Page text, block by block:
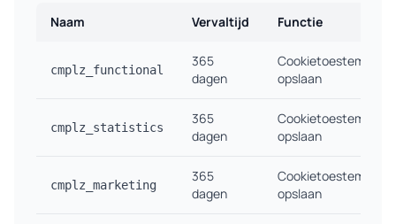
Naam Vervaltijd Functie
cmplz_functional
365
dagen
opslaan
cmplz_statistics
365
dagen
opslaan
cmplz_marketing
365
dagen
opslaan